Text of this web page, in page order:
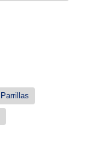
Parrillas